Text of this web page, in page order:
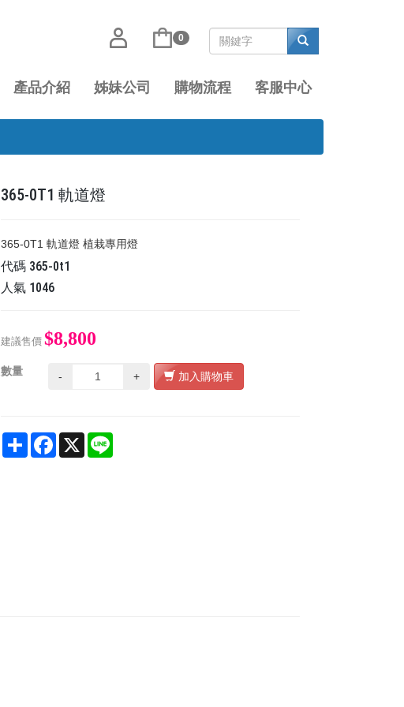
0
產品介紹 姊妹公司 購物流程 客服中心
365-0T1 軌道燈
365-0T1 軌道燈 植栽專用燈
代碼 365-0t1
人氣 1046
建議售價 $8,800
數量 - + 加入購物車
Share Facebook
X